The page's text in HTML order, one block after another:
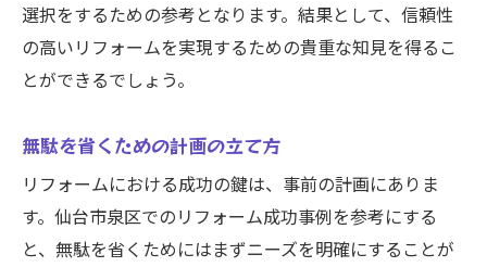
選択をするための参考となります。結果として、信頼性
の高いリフォームを実現するための貴重な知見を得るこ
とができるでしょう。
無駄を省くための計画の立て方
リフォームにおける成功の鍵は、事前の計画にありま
す。仙台市泉区でのリフォーム成功事例を参考にする
と、無駄を省くためにはまずニーズを明確にすることが